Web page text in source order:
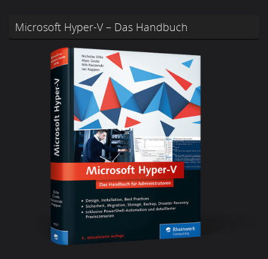
Microsoft Hyper-V – Das Handbuch